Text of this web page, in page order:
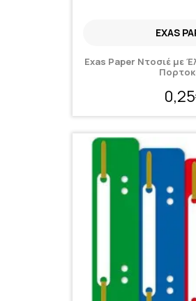
EXAS
Exas Paper Ντοσιέ με